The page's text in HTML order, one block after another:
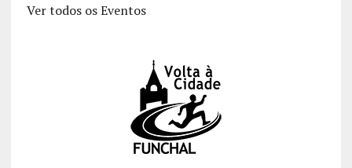
Ver todos os Eventos